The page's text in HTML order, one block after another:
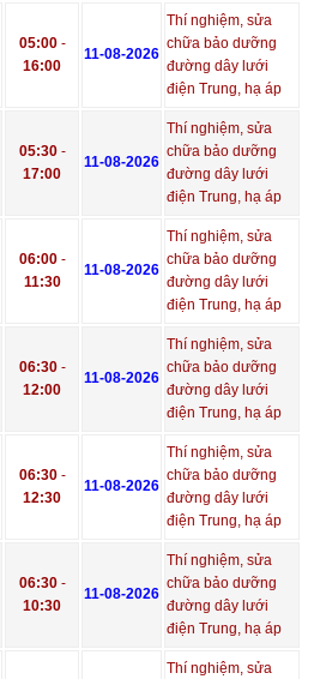
05:00-
16:00
11-08-2026
Thí nghiệm, sửa
chữa bảo dưỡng
đường dây lưới
điện Trung, hạ áp
05:30-
17:00
11-08-2026
Thí nghiệm, sửa
chữa bảo dưỡng
đường dây lưới
điện Trung, hạ áp
06:00-
11:30
11-08-2026
Thí nghiệm, sửa
chữa bảo dưỡng
đường dây lưới
điện Trung, hạ áp
06:30-
12:00
11-08-2026
Thí nghiệm, sửa
chữa bảo dưỡng
đường dây lưới
điện Trung, hạ áp
06:30-
12:30
11-08-2026
Thí nghiệm, sửa
chữa bảo dưỡng
đường dây lưới
điện Trung, hạ áp
06:30-
10:30
11-08-2026
Thí nghiệm, sửa
chữa bảo dưỡng
đường dây lưới
điện Trung, hạ áp
Thí nghiệm, sửa